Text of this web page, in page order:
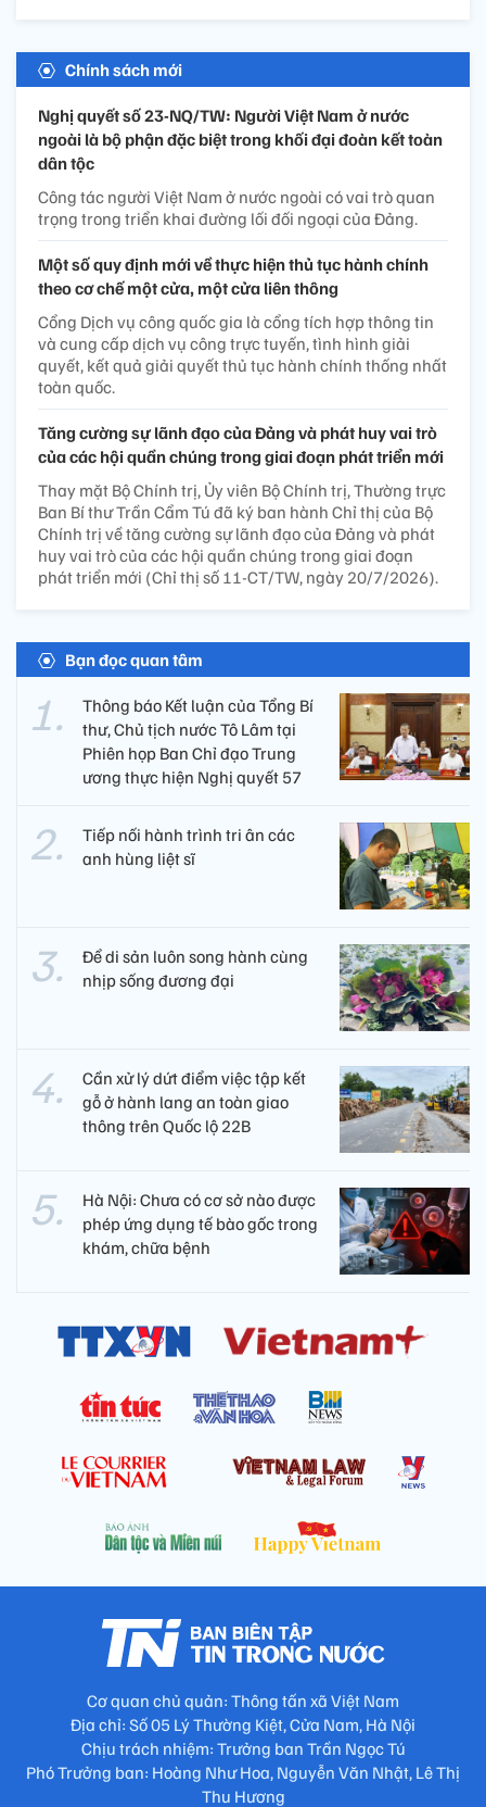
Chính sách mới
Nghị quyết số 23-NQ/TW: Người Việt Nam ở nước
ngoài là bộ phận đặc biệt trong khối đại đoàn kết toàn
dân tộc
Công tác người Việt Nam ở nước ngoài có vai trò quan
trọng trong triển khai đường lối đối ngoại của Đảng.
Một số quy định mới về thực hiện thủ tục hành chính
theo cơ chế một cửa, một cửa liên thông
Cổng Dịch vụ công quốc gia là cổng tích hợp thông tin
và cung cấp dịch vụ công trực tuyến, tình hình giải
quyết, kết quả giải quyết thủ tục hành chính thống nhất
toàn quốc.
Tăng cường sự lãnh đạo của Đảng và phát huy vai trò
của các hội quần chúng trong giai đoạn phát triển mới
Thay mặt Bộ Chính trị, Ủy viên Bộ Chính trị, Thường trực
Ban Bí thư Trần Cẩm Tú đã ký ban hành Chỉ thị của Bộ
Chính trị về tăng cường sự lãnh đạo của Đảng và phát
huy vai trò của các hội quần chúng trong giai đoạn
phát triển mới (Chỉ thị số 11-CT/TW, ngày 20/7/2026).
Bạn đọc quan tâm
Thông báo Kết luận của Tổng Bí
thư, Chủ tịch nước Tô Lâm tại
Phiên họp Ban Chỉ đạo Trung
ương thực hiện Nghị quyết 57
Tiếp nối hành trình tri ân các
anh hùng liệt sĩ ​
Để di sản luôn song hành cùng
nhịp sống đương đại
Cần xử lý dứt điểm việc tập kết
gỗ ở hành lang an toàn giao
thông trên Quốc lộ 22B
Hà Nội: Chưa có cơ sở nào được
phép ứng dụng tế bào gốc trong
khám, chữa bệnh
Cơ quan chủ quản: Thông tấn xã Việt Nam
Địa chỉ: Số 05 Lý Thường Kiệt, Cửa Nam, Hà Nội
Chịu trách nhiệm: Trưởng ban Trần Ngọc Tú
Phó Trưởng ban: Hoàng Như Hoa, Nguyễn Văn Nhật, Lê Thị
Thu Hương